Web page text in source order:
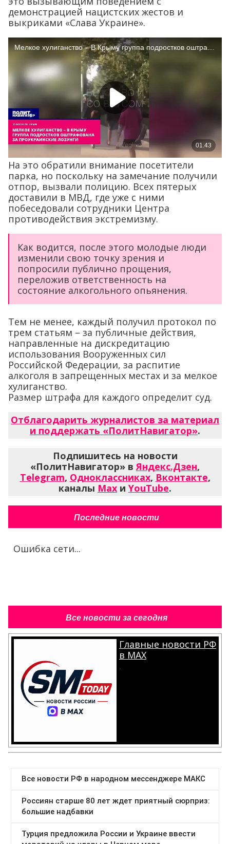
демонстрацией нацистских жестов и
выкриками «Слава Украине».
На это обратили внимание посетители
парка, но поскольку на замечание получили
отпор, вызвали полицию. Всех пятерых
доставили в МВД, где уже с ними
побеседовали сотрудники Центра
противодействия экстремизму.
Как водится, после этого молодые люди
изменили свою точку зрения и
попросили публично прощения,
переложив ответственность на
состояние алкогольного опьянения.
Тем не менее, каждый получил протокол по
трем статьям – за публичные действия,
направленные на дискредитацию
использования Вооруженных сил
Российской Федерации, за распитие
алкоголя в запрещенных местах и за мелкое
хулиганство.
Размер штрафа для каждого определит суд.
Отблагодарить журналистов за материал
и поддержать «ПолитНавигатор».
Подпишитесь на новости
«ПолитНавигатор» вЯндекс.Дзен,
Telegram, Одноклассниках, Вконтакте,
каналы Max и YouTube.
Последние новости
Ошибка сети...
Все новости за сегодня
Главные новости РФ
в MAX
.